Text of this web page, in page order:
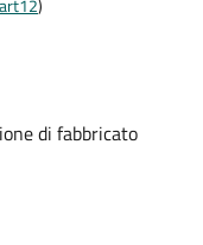
)
di fabbricato